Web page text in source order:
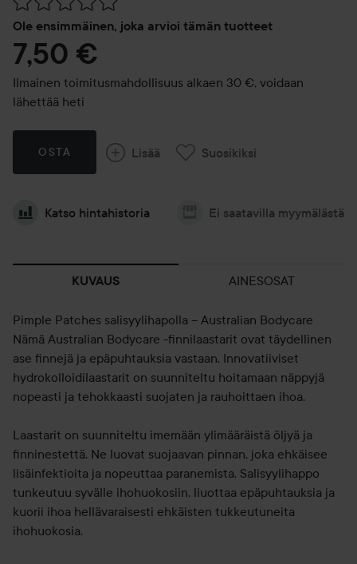
Ole ensimmäinen, joka arvioi tämän tuotteet
7,50 €
Ilmainen toimitusmahdollisuus alkaen 30 €, voidaan
lähettää heti
OSTA Lisää Suosikiksi
Katso hintahistoria Ei saatavilla myymälästä
KUVAUS AINESOSAT
Pimple Patches salisyylihapolla – Australian Bodycare
Nämä Australian Bodycare -finnilaastarit ovat täydellinen
ase finnejä ja epäpuhtauksia vastaan. Innovatiiviset
hydrokolloidilaastarit on suunniteltu hoitamaan näppyjä
nopeasti ja tehokkaasti suojaten ja rauhoittaen ihoa.
Laastarit on suunniteltu imemään ylimääräistä öljyä ja
finninestettä. Ne luovat suojaavan pinnan, joka ehkäisee
lisäinfektioita ja nopeuttaa paranemista. Salisyylihappo
tunkeutuu syvälle ihohuokosiin, liuottaa epäpuhtauksia ja
kuorii ihoa hellävaraisesti ehkäisten tukkeutuneita
ihohuokosia.